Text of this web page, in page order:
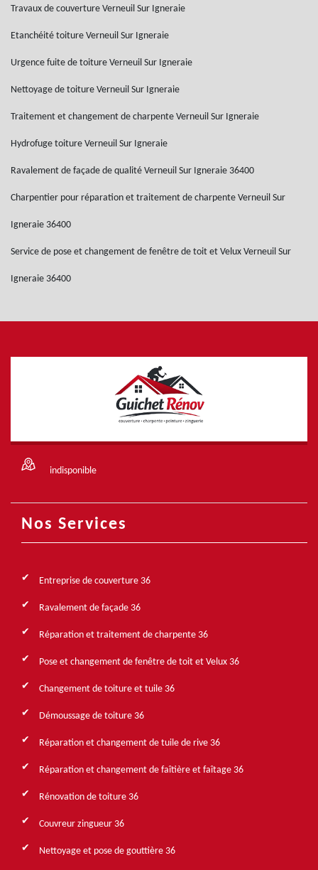
Travaux de couverture Verneuil Sur Igneraie
Etanchéité toiture Verneuil Sur Igneraie
Urgence fuite de toiture Verneuil Sur Igneraie
Nettoyage de toiture Verneuil Sur Igneraie
Traitement et changement de charpente Verneuil Sur Igneraie
Hydrofuge toiture Verneuil Sur Igneraie
Ravalement de façade de qualité Verneuil Sur Igneraie 36400
Charpentier pour réparation et traitement de charpente Verneuil Sur
Igneraie 36400
Service de pose et changement de fenêtre de toit et Velux Verneuil Sur
Igneraie 36400
indisponible
Nos Services
Entreprise de couverture 36
Ravalement de façade 36
Réparation et traitement de charpente 36
Pose et changement de fenêtre de toit et Velux 36
Changement de toiture et tuile 36
Démoussage de toiture 36
Réparation et changement de tuile de rive 36
Réparation et changement de faîtière et faîtage 36
Rénovation de toiture 36
Couvreur zingueur 36
Nettoyage et pose de gouttière 36